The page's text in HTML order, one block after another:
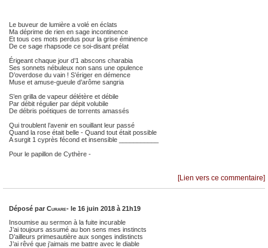
Le buveur de lumière a volé en éclats
Ma déprime de rien en sage incontinence
Et tous ces mots perdus pour la grise éminence
De ce sage rhapsode ce soi-disant prélat
Érigeant chaque jour d’1 abscons charabia
Ses sonnets nébuleux non sans une opulence
D’overdose du vain ! S’ériger en démence
Muse et amuse-gueule d’arôme sangria
S’en grilla de vapeur délétère et débile
Par débit régulier par dépit volubile
De débris poétiques de torrents amassés
Qui troublent l’avenir en souillant leur passé
Quand la rose était belle - Quand tout était possible
A surgit 1 cyprès fécond et insensible ___________
Pour le papillon de Cythère -
[Lien vers ce commentaire]
Déposé par Curare- le 16 juin 2018 à 21h19
Insoumise au sermon à la fuite incurable
J’ai toujours assumé au bon sens mes instincts
D’ailleurs primesautière aux songes indistincts
J’ai rêvé que j’aimais me battre avec le diable